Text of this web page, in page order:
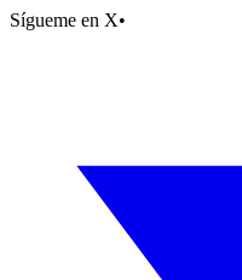
Sígueme en X•